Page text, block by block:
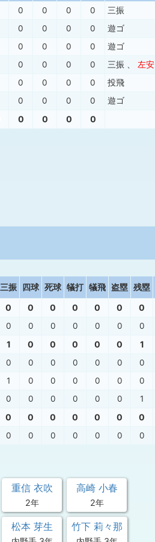
0 0 0 0
三振
0 0 0 0
遊ゴ
0 0 0 0
遊ゴ
0 0 0 0 三振
左安
0 0 0 0
投飛
0 0 0 0 遊ゴ
0 0 0 0
三振 四球 死球 犠打 犠飛 盗塁 残塁
0 0 0 0 0 0 0
0 0 0 0 0 0 0
1 0 0 0 0 0 1
0 0 0 0 0 0 0
1 0 0 0 0 0 0
0 0 0 0 0 0 1
0 0 0 0 0 0 0
0 0 0 0 0 0 0
重信 衣吹
2年
高崎 小春
2年
松本 芽生 竹下 莉々那